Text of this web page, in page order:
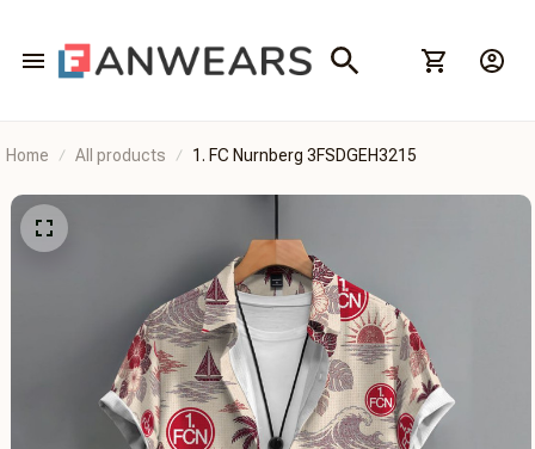
Home All products 1. FC Nurnberg 3FSDGEH3215